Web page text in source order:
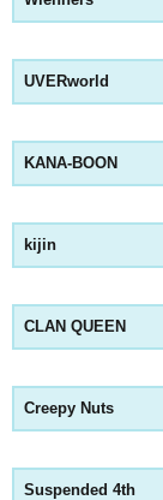
UVERworld
KANA-BOON
kijin
CLAN QUEEN
Creepy Nuts
Suspended 4th